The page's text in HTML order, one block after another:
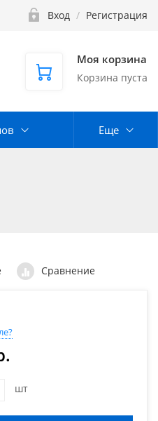
Вход / Регистрация
Моя корзина
Корзина пуста
Еще
Сравнение
шт